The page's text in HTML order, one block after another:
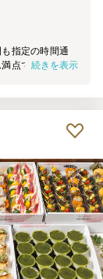
指定の時間通
点で従業員満
続きを表示